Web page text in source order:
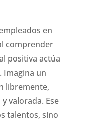
en
comprender
positiva actúa
Imagina un
libremente,
valorada. Ese
talentos, sino